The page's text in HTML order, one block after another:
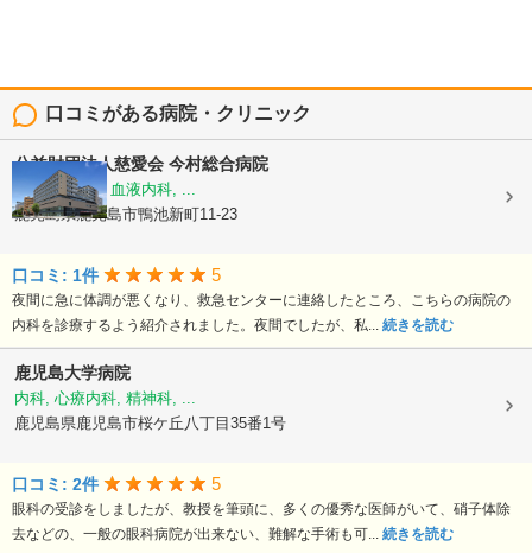
口コミがある病院・クリニック
公益財団法人慈愛会 今村総合病院
内科, 救急科, 血液内科, ...
鹿児島県鹿児島市鴨池新町11-23
口コミ: 1件 5
夜間に急に体調が悪くなり、救急センターに連絡したところ、こちらの病院の
内科を診療するよう紹介されました。夜間でしたが、私... 続きを読む
鹿児島大学病院
内科, 心療内科, 精神科, ...
鹿児島県鹿児島市桜ケ丘八丁目35番1号
口コミ: 2件 5
眼科の受診をしましたが、教授を筆頭に、多くの優秀な医師がいて、硝子体除
去などの、一般の眼科病院が出来ない、難解な手術も可... 続きを読む